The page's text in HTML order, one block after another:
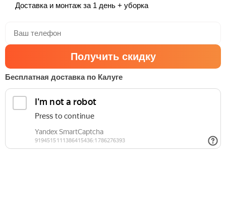
Доставка и монтаж за 1 день + уборка
Получить скидку
Бесплатная доставка по Калуге